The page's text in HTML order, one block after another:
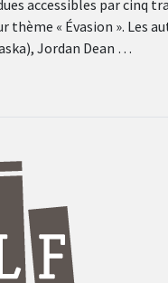
accessibles par cinq
thème « Évasion ». Les
Jordan Dean …